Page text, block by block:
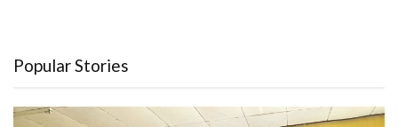
Popular Stories